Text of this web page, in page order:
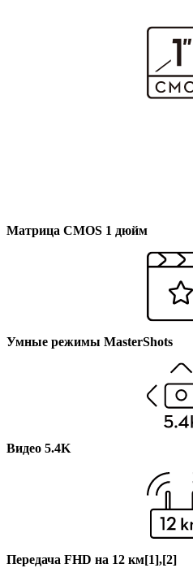
Матрица CMOS 1 дюйм
Умные режимы MasterShots
Видео 5.4K
Передача FHD на 12 км[1],[2]